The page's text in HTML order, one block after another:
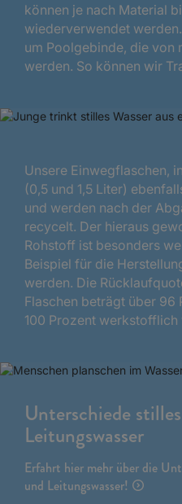
können je nach Material
wiederverwendet
um Poolgebinde, die von
werden. So können wir
Unsere Einwegflaschen,
(0,5 und 1,5 Liter)
und werden nach der
recycelt. Der hieraus
Rohstoff ist besonders
Beispiel für die
werden. Die
Flaschen beträgt über 96
100 Prozent
Unterschiede
Leitungswasser
Erfahrt hier mehr über die
und Leitungswasser!